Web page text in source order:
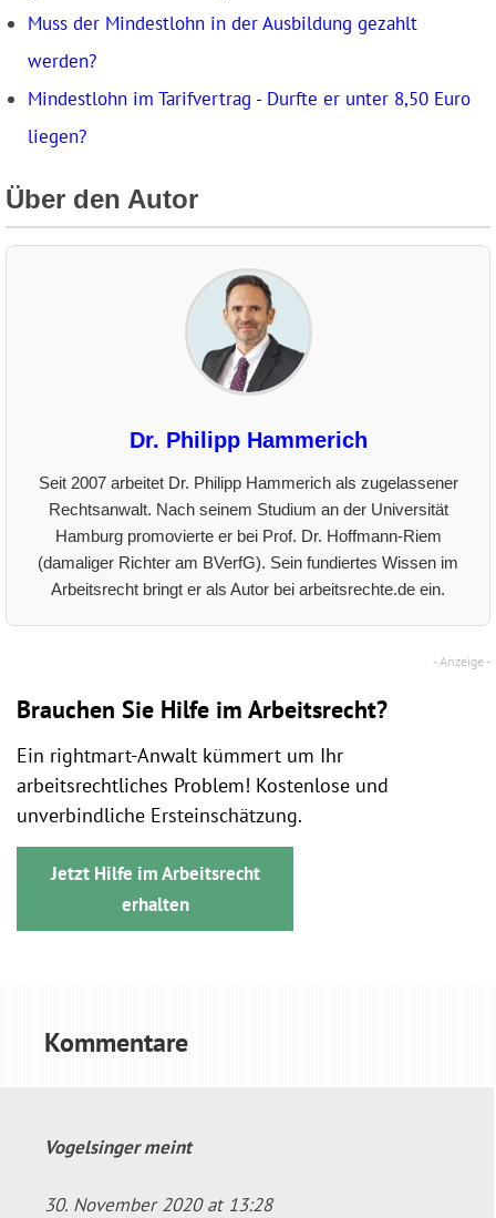
Muss der Mindestlohn in der Ausbildung gezahlt
werden?
Mindestlohn im Tarifvertrag - Durfte er unter 8,50 Euro
liegen?
Über den Autor
Dr. Philipp Hammerich
Seit 2007 arbeitet Dr. Philipp Hammerich als zugelassener
Rechtsanwalt. Nach seinem Studium an der Universität
Hamburg promovierte er bei Prof. Dr. Hoffmann-Riem
(damaliger Richter am BVerfG). Sein fundiertes Wissen im
Arbeitsrecht bringt er als Autor bei arbeitsrechte.de ein.
Brauchen Sie Hilfe im Arbeitsrecht?
Ein rightmart-Anwalt kümmert um Ihr
arbeitsrechtliches Problem! Kostenlose und
unverbindliche Ersteinschätzung.
Jetzt Hilfe im Arbeitsrecht
erhalten
Kommentare
Vogelsingermeint
30. November 2020 at 13:28